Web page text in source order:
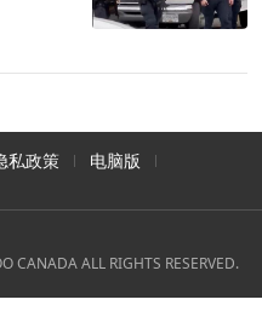
私政策 电脑版
CANADA ALL RIGHTS RESERVED.